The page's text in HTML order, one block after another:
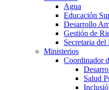
Agua
Educación
Desarrollo
Gestión de
Secretaria
Ministerios
Coordinador
Salud